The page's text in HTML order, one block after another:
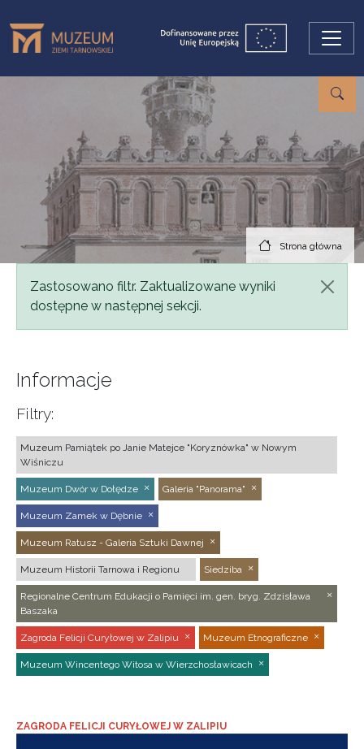
Strona główna
Komunikat
Zastosowano filtr. Zaktualizowane wyniki
dostępne w następnej sekcji.
Informacje
Filtry:
Muzeum Pamiątek po Janie Matejce "Koryznówka" w Nowym
Wiśniczu
Muzeum Dwór w Dołędze Galeria "Panorama"
Muzeum Zamek w Dębnie
Muzeum Ratusz - Galeria Sztuki Dawnej
Muzeum Historii Tarnowa i Regionu Siedziba
Regionalne Centrum Edukacji o Pamięci im. gen. bryg. Zdzisława
Baszaka
Zagroda Felicji Curyłowej w Zalipiu Muzeum Etnograficzne
Muzeum Wincentego Witosa w Wierzchosławicach
ZAGRODA FELICJI CURYŁOWEJ W ZALIPIU